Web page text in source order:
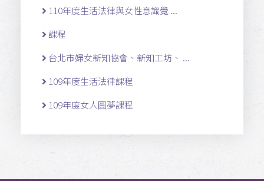
110年度生活法律與女性意識覺 ...
課程
台北市婦女新知協會、新知工坊、 ...
109年度生活法律課程
109年度女人圓夢課程